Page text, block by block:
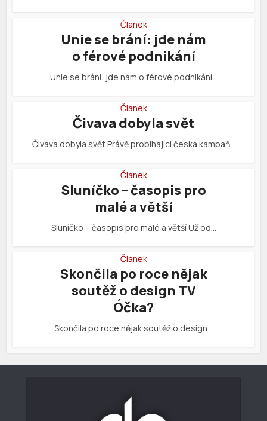
Článek
Unie se brání: jde nám
o férové podnikání
Unie se brání: jde nám o férové podnikání…
Článek
Čivava dobyla svět
Čivava dobyla svět Právě probíhající česká kampaň…
Článek
Sluníčko – časopis pro
malé a větší
Sluníčko – časopis pro malé a větší Už od…
Článek
Skončila po roce nějak
soutěž o design TV
Óčka?
Skončila po roce nějak soutěž o design…